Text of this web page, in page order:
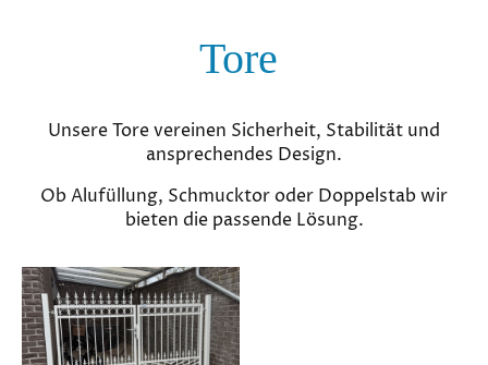
Tore
Unsere Tore vereinen Sicherheit, Stabilität und
ansprechendes Design.
Ob Alufüllung, Schmucktor oder Doppelstab wir
bieten die passende Lösung.